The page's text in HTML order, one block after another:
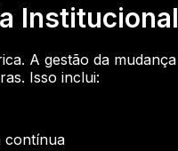
Institucional
A gestão da mudança
Isso inclui:
contínua